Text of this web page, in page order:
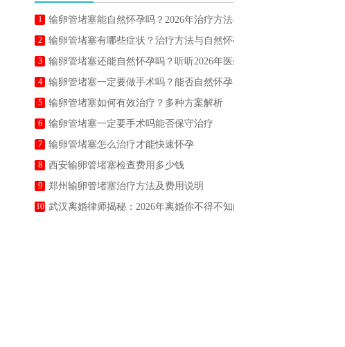
1 输卵管堵塞能自然怀孕吗？2026年治疗方法与备孕科学指南
2 输卵管堵塞有哪些症状？治疗方法与自然怀孕几率全面科普
3 输卵管堵塞还能自然怀孕吗？听听2026年医生怎么说
4 输卵管堵塞一定要做手术吗？能否自然怀孕
5 输卵管堵塞如何有效治疗？多种方案解析
6 输卵管堵塞一定要手术吗能否保守治疗
7 输卵管堵塞怎么治疗才能快速怀孕
8 西安输卵管堵塞检查费用多少钱
9 郑州输卵管堵塞治疗方法及费用说明
10 武汉离婚律师揭秘：2026年离婚你不得不知的5大法律陷阱及应对策略